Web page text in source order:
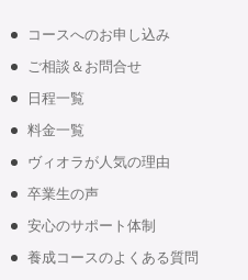
コースへのお申し込み
ご相談＆お問合せ
日程一覧
料金一覧
ヴィオラが人気の理由
卒業生の声
安心のサポート体制
養成コースのよくある質問